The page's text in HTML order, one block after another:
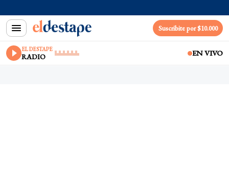
Suscribite por $10.000
EL DESTAPE
RADIO EN VIVO